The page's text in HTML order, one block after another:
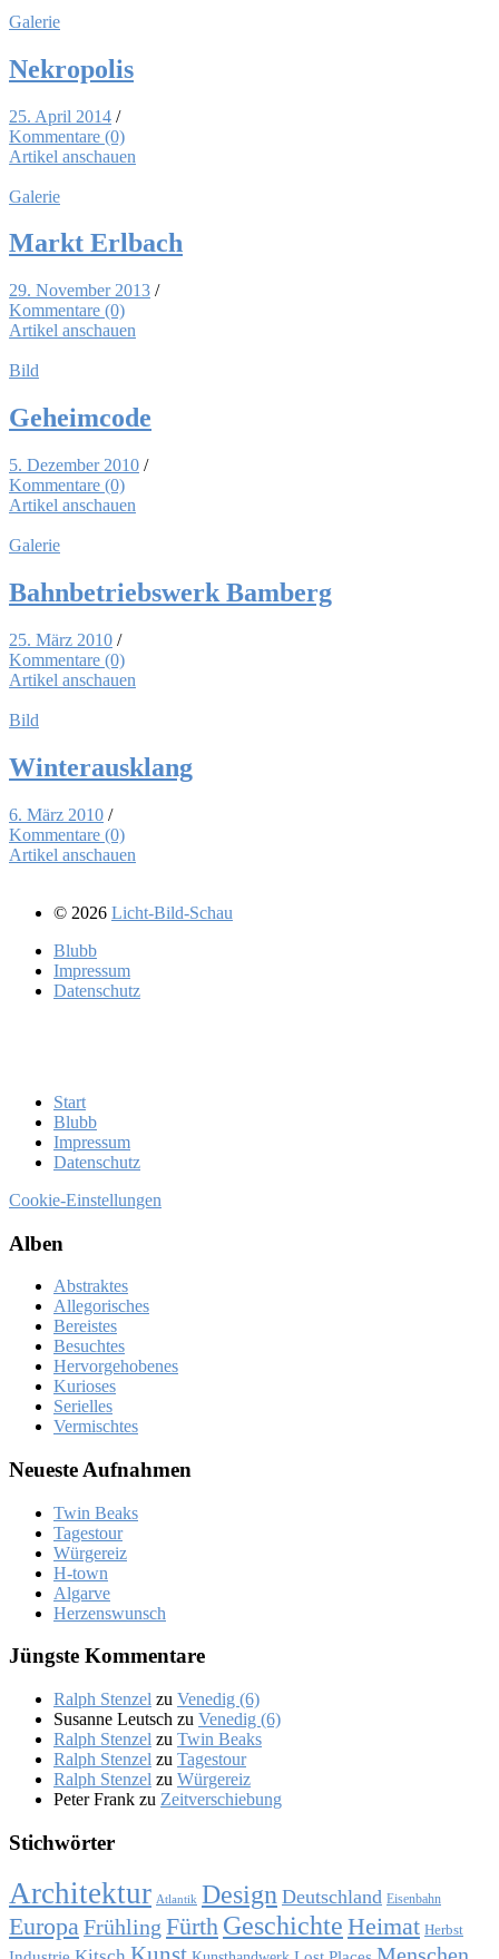
Galerie
Ne­kro­po­lis
25. April 2014 /
Kommentare (0)
Artikel anschauen
Galerie
Markt Erl­bach
29. November 2013 /
Kommentare (0)
Artikel anschauen
Bild
Ge­heim­code
5. Dezember 2010 /
Kommentare (0)
Artikel anschauen
Galerie
Bahn­be­triebs­werk Bam­berg
25. März 2010 /
Kommentare (0)
Artikel anschauen
Bild
Win­ter­aus­klang
6. März 2010 /
Kommentare (0)
Artikel anschauen
© 2026 Licht-Bild-Schau
Blubb
Im­pres­sum
Da­ten­schutz
Start
Blubb
Im­pres­sum
Da­ten­schutz
Cookie-Einstellungen
Al­ben
Abstraktes
Allegorisches
Bereistes
Besuchtes
Hervorgehobenes
Kurioses
Serielles
Vermischtes
Neue­ste Auf­nah­men
Twin Beaks
Ta­ges­tour
Wür­ge­reiz
H‑town
Al­gar­ve
Her­zens­wunsch
Jüng­ste Kom­men­ta­re
Ralph Stenzel zu Ve­ne­dig (6)
Susanne Leutsch zu Ve­ne­dig (6)
Ralph Stenzel zu Twin Beaks
Ralph Stenzel zu Ta­ges­tour
Ralph Stenzel zu Wür­ge­reiz
Peter Frank zu Zeit­ver­schie­bung
Stich­wör­ter
Architektur Atlantik Design Deutschland Eisenbahn
Europa Frühling Fürth Geschichte Heimat Herbst